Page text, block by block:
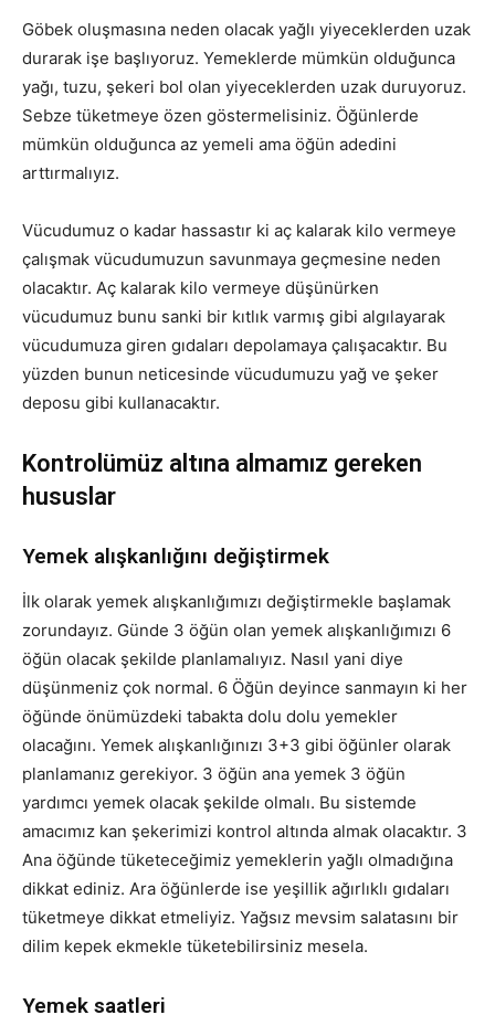
Göbek oluşmasına neden olacak yağlı yiyeceklerden uzak
durarak işe başlıyoruz. Yemeklerde mümkün olduğunca
yağı, tuzu, şekeri bol olan yiyeceklerden uzak duruyoruz.
Sebze tüketmeye özen göstermelisiniz. Öğünlerde
mümkün olduğunca az yemeli ama öğün adedini
arttırmalıyız.
Vücudumuz o kadar hassastır ki aç kalarak kilo vermeye
çalışmak vücudumuzun savunmaya geçmesine neden
olacaktır. Aç kalarak kilo vermeye düşünürken
vücudumuz bunu sanki bir kıtlık varmış gibi algılayarak
vücudumuza giren gıdaları depolamaya çalışacaktır. Bu
yüzden bunun neticesinde vücudumuzu yağ ve şeker
deposu gibi kullanacaktır.
Kontrolümüz altına almamız gereken
hususlar
Yemek alışkanlığını değiştirmek
İlk olarak yemek alışkanlığımızı değiştirmekle başlamak
zorundayız. Günde 3 öğün olan yemek alışkanlığımızı 6
öğün olacak şekilde planlamalıyız. Nasıl yani diye
düşünmeniz çok normal. 6 Öğün deyince sanmayın ki her
öğünde önümüzdeki tabakta dolu dolu yemekler
olacağını. Yemek alışkanlığınızı 3+3 gibi öğünler olarak
planlamanız gerekiyor. 3 öğün ana yemek 3 öğün
yardımcı yemek olacak şekilde olmalı. Bu sistemde
amacımız kan şekerimizi kontrol altında almak olacaktır. 3
Ana öğünde tüketeceğimiz yemeklerin yağlı olmadığına
dikkat ediniz. Ara öğünlerde ise yeşillik ağırlıklı gıdaları
tüketmeye dikkat etmeliyiz. Yağsız mevsim salatasını bir
dilim kepek ekmekle tüketebilirsiniz mesela.
Yemek saatleri